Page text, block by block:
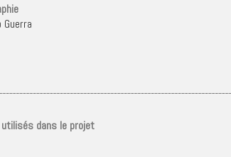
Guerra
dans le projet